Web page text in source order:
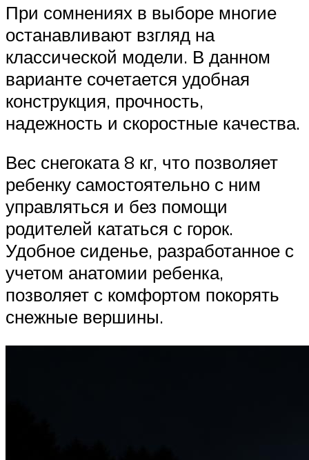
При сомнениях в выборе многие
останавливают взгляд на
классической модели. В данном
варианте сочетается удобная
конструкция, прочность,
надежность и скоростные качества.
Вес снегоката 8 кг, что позволяет
ребенку самостоятельно с ним
управляться и без помощи
родителей кататься с горок.
Удобное сиденье, разработанное с
учетом анатомии ребенка,
позволяет с комфортом покорять
снежные вершины.